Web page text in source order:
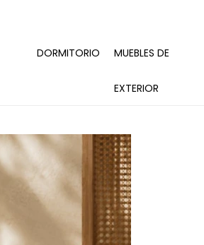
DORMITORIO MUEBLES DE
EXTERIOR